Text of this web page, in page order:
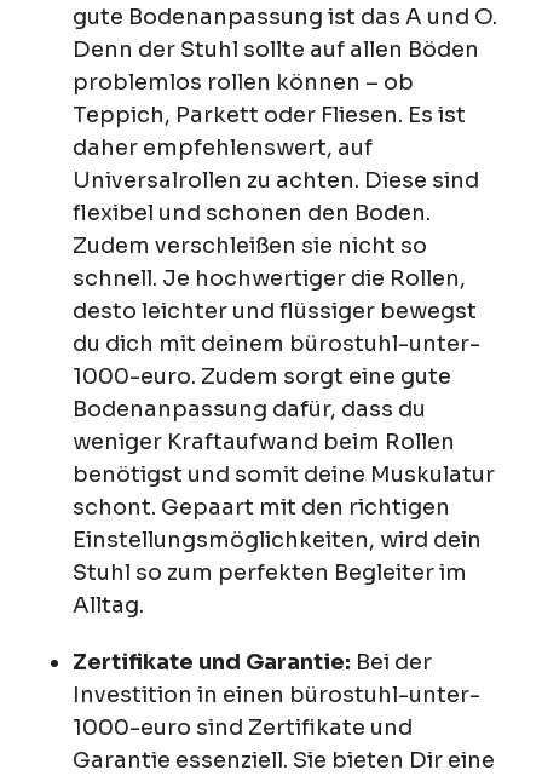
gute Bodenanpassung ist das A und O.
Denn der Stuhl sollte auf allen Böden
problemlos rollen können – ob
Teppich, Parkett oder Fliesen. Es ist
daher empfehlenswert, auf
Universalrollen zu achten. Diese sind
flexibel und schonen den Boden.
Zudem verschleißen sie nicht so
schnell. Je hochwertiger die Rollen,
desto leichter und flüssiger bewegst
du dich mit deinem bürostuhl-unter-
1000-euro. Zudem sorgt eine gute
Bodenanpassung dafür, dass du
weniger Kraftaufwand beim Rollen
benötigst und somit deine Muskulatur
schont. Gepaart mit den richtigen
Einstellungsmöglichkeiten, wird dein
Stuhl so zum perfekten Begleiter im
Alltag.
Zertifikate und Garantie: Bei der
Investition in einen bürostuhl-unter-
1000-euro sind Zertifikate und
Garantie essenziell. Sie bieten Dir eine